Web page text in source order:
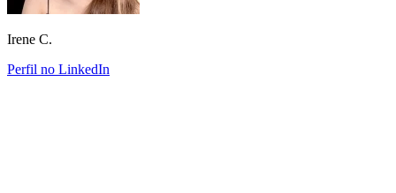
Irene C.
Perfil no LinkedIn